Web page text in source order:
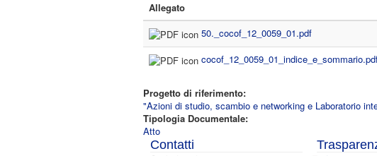
Allegato
50._cocof_12_0059_01.pdf
Progetto di riferimento:
"Azioni di studio, scambio e networking e Laboratorio
Tipologia Documentale:
Atto
Contatti